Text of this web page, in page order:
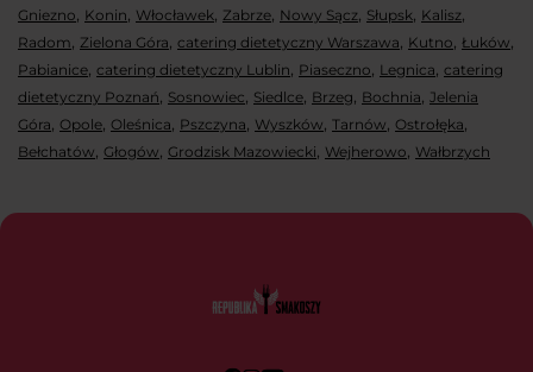
Gniezno, Konin, Włocławek, Zabrze, Nowy Sącz, Słupsk, Kalisz,
Radom, Zielona Góra, catering dietetyczny Warszawa, Kutno, Łuków,
Pabianice, catering dietetyczny Lublin, Piaseczno, Legnica, catering
dietetyczny Poznań, Sosnowiec, Siedlce, Brzeg, Bochnia, Jelenia
Góra, Opole, Oleśnica, Pszczyna, Wyszków, Tarnów, Ostrołęka,
Bełchatów, Głogów, Grodzisk Mazowiecki, Wejherowo, Wałbrzych